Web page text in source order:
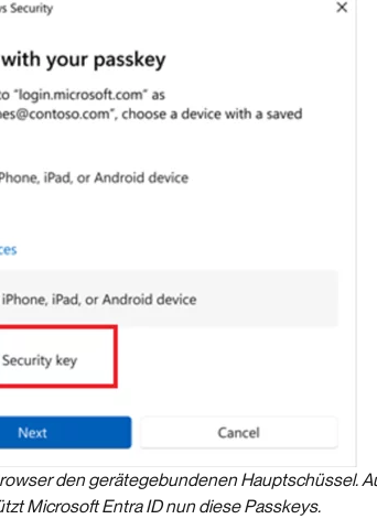
den gerätegebundenen Hauptschüssel.
Microsoft Entra ID nun diese Passkeys.